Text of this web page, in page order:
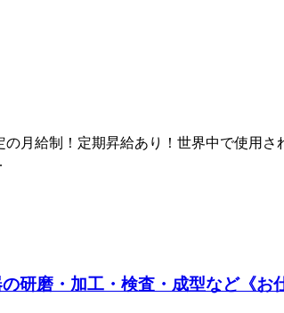
月給制！定期昇給あり！世界中で使用
研磨・加工・検査・成型など《お